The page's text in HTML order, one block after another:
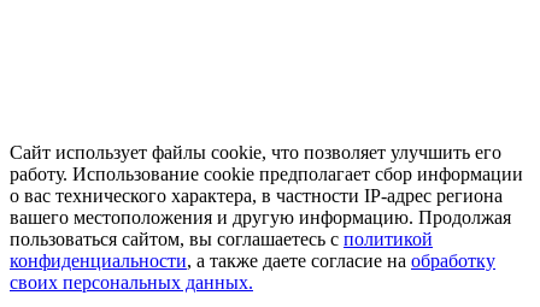
Сайт использует файлы cookie, что позволяет улучшить его
работу. Использование cookie предполагает сбор информации
о вас технического характера, в частности IP-адрес региона
вашего местоположения и другую информацию. Продолжая
пользоваться сайтом, вы соглашаетесь с политикой
конфиденциальности, а также даете согласие на обработку
своих персональных данных.